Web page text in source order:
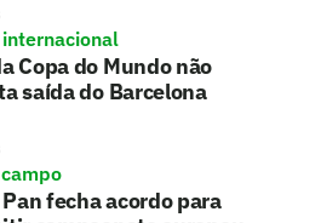
Copa do Mundo não
saída do Barcelona
fecha acordo para